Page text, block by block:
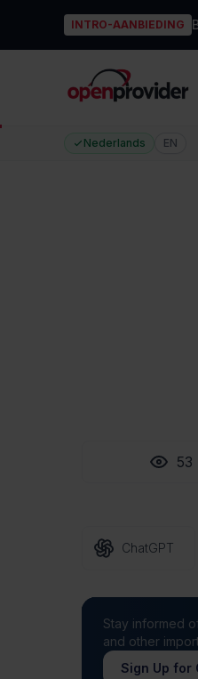
INTRO-AANBIEDING
OpenProvider
Nederlands EN
53
ChatGPT
Stay informed
and other
Sign Up for